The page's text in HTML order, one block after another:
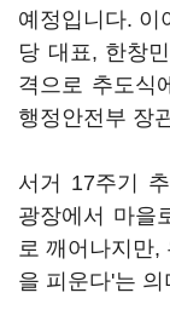
예정입니다. 이
당 대표, 한창
격으로 추도식
행정안전부 장
서거 17주기
광장에서 마을
로 깨어나지만,
을 피운다'는